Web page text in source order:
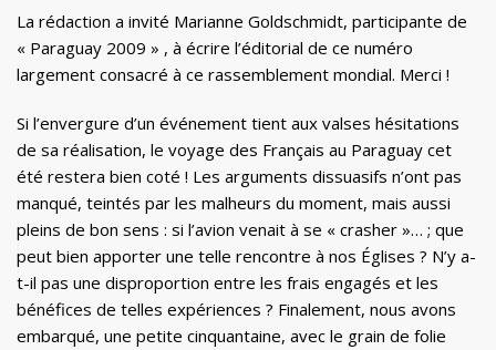
La rédaction a invité Marianne Goldschmidt, participante de
« Paraguay 2009 » , à écrire l’éditorial de ce numéro
largement consacré à ce rassemblement mondial. Merci !
Si l’envergure d’un événement tient aux valses hésitations
de sa réalisation, le voyage des Français au Paraguay cet
été restera bien coté ! Les arguments dissuasifs n’ont pas
manqué, teintés par les malheurs du moment, mais aussi
pleins de bon sens : si l’avion venait à se « crasher »… ; que
peut bien apporter une telle rencontre à nos Églises ? N’y a-
t-il pas une disproportion entre les frais engagés et les
bénéfices de telles expériences ? Finalement, nous avons
embarqué, une petite cinquantaine, avec le grain de folie